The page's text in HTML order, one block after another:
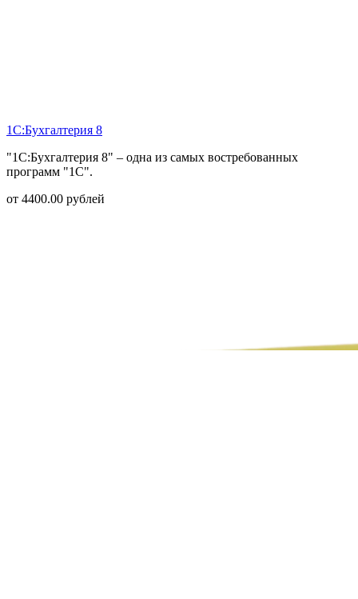
1С:Бухгалтерия 8
"1С:Бухгалтерия 8" – одна из самых востребованных
программ "1С".
от 4400.00 рублей